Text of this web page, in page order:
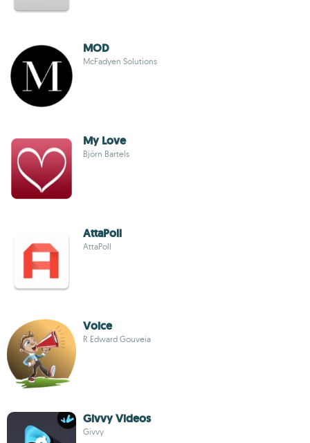
MOD
McFadyen Solutions
My Love
Björn Bartels
AttaPoll
AttaPoll
Voice
R Edward Gouveia
Givvy Videos
Givvy